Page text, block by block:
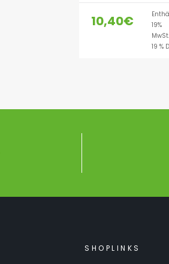
10,40€
19%
MwSt.
19 %
SHOPLINKS